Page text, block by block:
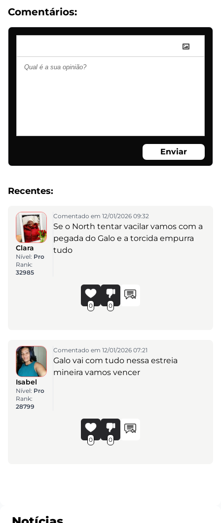
Comentários:
Enviar
Recentes:
Clara
Nível: Pro
Rank:
32985
Comentado em 12/01/2026 09:32
Se o North tentar vacilar vamos com a
pegada do Galo e a torcida empurra
tudo
0 0
Isabel
Nível: Pro
Rank:
28799
Comentado em 12/01/2026 07:21
Galo vai com tudo nessa estreia
mineira vamos vencer
0 0